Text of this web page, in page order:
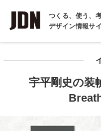
つくる、使う、
デザイン情報サ
INTERVIEW
インタビュー
COLUMN
宇平剛史の装